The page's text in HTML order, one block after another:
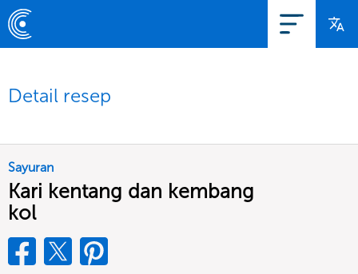
Detail resep
Sayuran
Kari kentang dan kembang
kol